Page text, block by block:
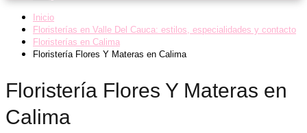
Inicio
Floristerías en Valle Del Cauca: estilos, especialidades y contacto
Floristerías en Calima
Floristería Flores Y Materas en Calima
Floristería Flores Y Materas en
Calima